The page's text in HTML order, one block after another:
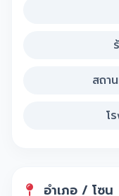
สถา
โ
อำเภอ / โซน